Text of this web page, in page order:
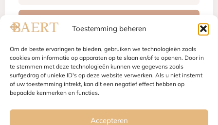
Toestemming beheren
Om de beste ervaringen te bieden, gebruiken we technologieën zoals
cookies om informatie op apparaten op te slaan en/of te openen. Door in
te stemmen met deze technologieën kunnen we gegevens zoals
surfgedrag of unieke ID's op deze website verwerken. Als u niet instemt
of uw toestemming intrekt, kan dit een negatief effect hebben op
bepaalde kenmerken en functies.
Accepteren
Juridische vermeldingen GebruiksvoorwaardenPrivacybeleid
Cookiebeleid